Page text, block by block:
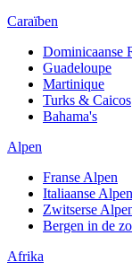
Caraïben
Dominicaanse
Guadeloupe
Martinique
Turks & Caicos
Bahama's
Alpen
Franse Alpen
Italiaanse Alpen
Zwitserse
Bergen in de
Afrika